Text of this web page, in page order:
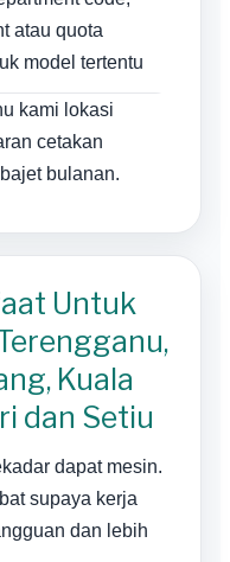
atau quota
model tertentu
kami lokasi
cetakan
bulanan.
Untuk
Kuala
dan Setiu
dapat mesin.
supaya kerja
dan lebih